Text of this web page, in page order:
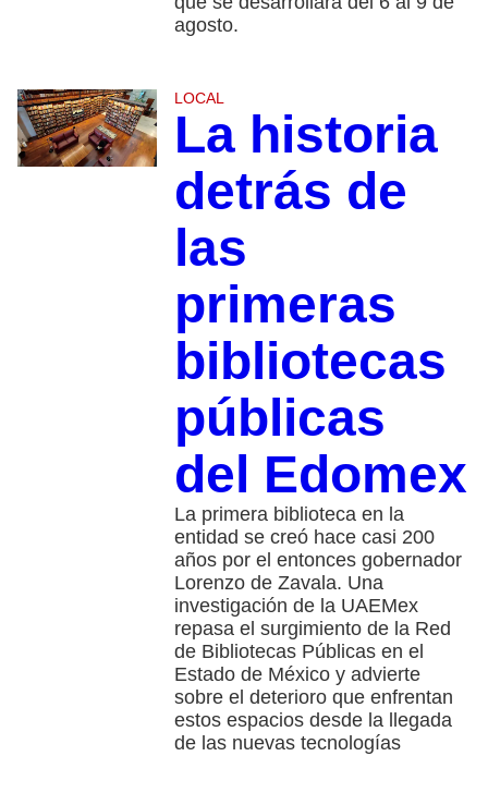
agosto.
LOCAL
La historia
detrás de
las
primeras
bibliotecas
públicas
del Edomex
La primera biblioteca en la
entidad se creó hace casi 200
años por el entonces gobernador
Lorenzo de Zavala. Una
investigación de la UAEMex
repasa el surgimiento de la Red
de Bibliotecas Públicas en el
Estado de México y advierte
sobre el deterioro que enfrentan
estos espacios desde la llegada
de las nuevas tecnologías